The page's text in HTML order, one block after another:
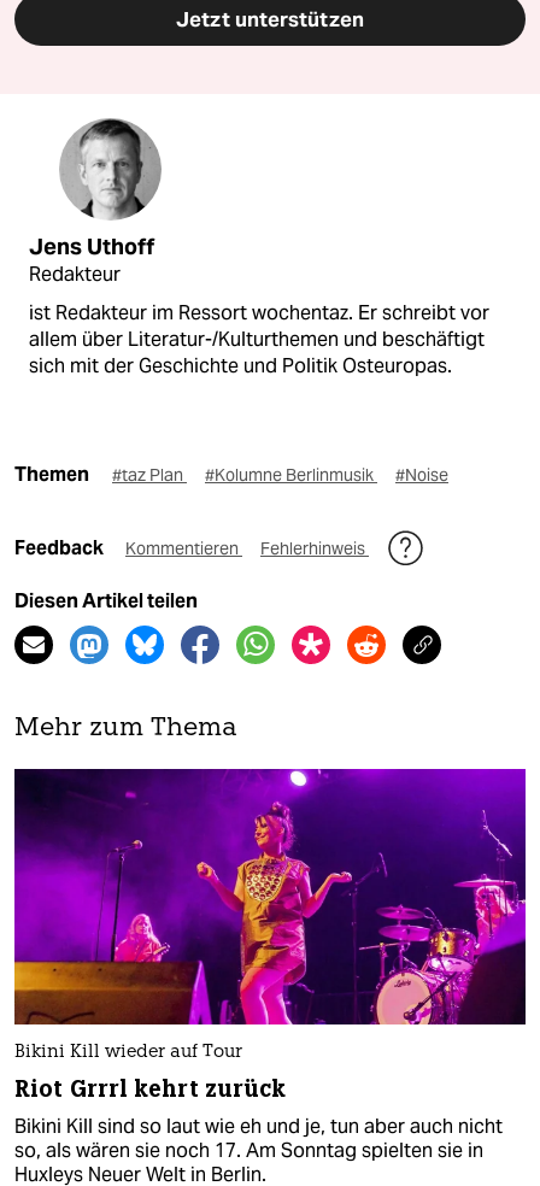
Jetzt unterstützen
Jens Uthoff
Redakteur
ist Redakteur im Ressort wochentaz. Er schreibt vor
allem über Literatur-/Kulturthemen und beschäftigt
sich mit der Geschichte und Politik Osteuropas.
Themen #taz Plan #Kolumne Berlinmusik #Noise
Feedback Kommentieren Fehlerhinweis
Diesen Artikel teilen
Mehr zum Thema
Bikini Kill wieder auf Tour
Riot Grrrl kehrt zurück
Bikini Kill sind so laut wie eh und je, tun aber auch nicht
so, als wären sie noch 17. Am Sonntag spielten sie in
Huxleys Neuer Welt in Berlin.